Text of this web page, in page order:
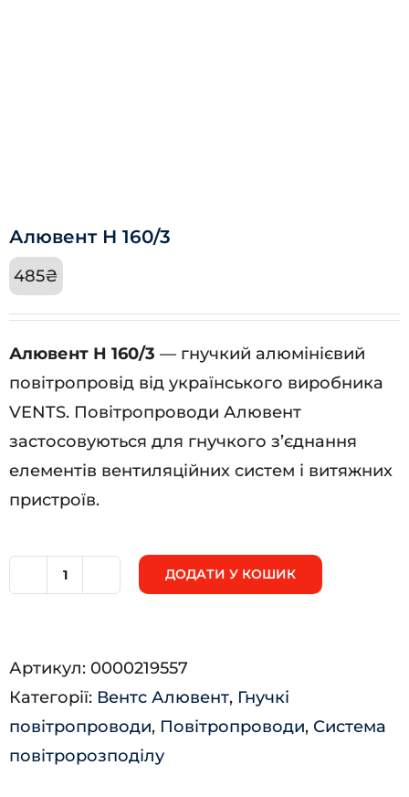
Алювент Н 160/3
485₴
Алювент Н 160/3 — гнучкий алюмінієвий
повітропровід від українського виробника
VENTS. Повітропроводи Алювент
застосовуються для гнучкого з’єднання
елементів вентиляційних систем і витяжних
пристроїв.
Алювент
кількість
ДОДАТИ У КОШИК
Артикул: 0000219557
Категорії: Вентс Алювент, Гнучкі
повітропроводи, Повітропроводи, Система
повітророзподілу